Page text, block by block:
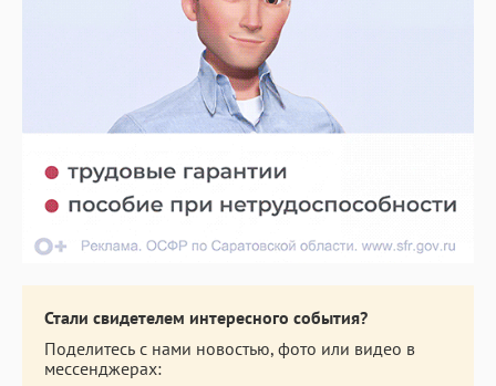
Стали свидетелем интересного события?
Поделитесь с нами новостью, фото или видео в
мессенджерах: